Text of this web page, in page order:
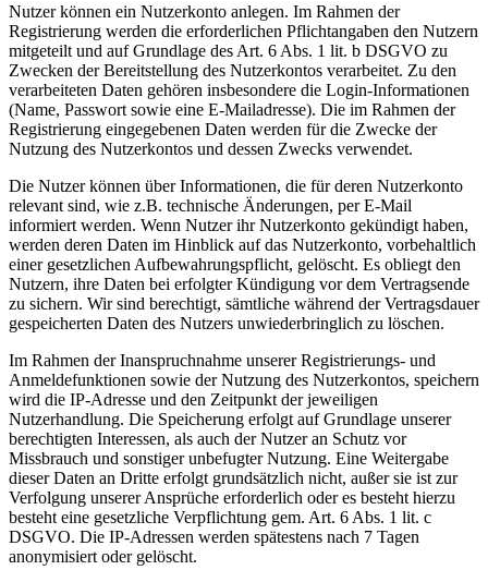
Nutzer können ein Nutzerkonto anlegen. Im Rahmen der
Registrierung werden die erforderlichen Pflichtangaben den Nutzern
mitgeteilt und auf Grundlage des Art. 6 Abs. 1 lit. b DSGVO zu
Zwecken der Bereitstellung des Nutzerkontos verarbeitet. Zu den
verarbeiteten Daten gehören insbesondere die Login-Informationen
(Name, Passwort sowie eine E-Mailadresse). Die im Rahmen der
Registrierung eingegebenen Daten werden für die Zwecke der
Nutzung des Nutzerkontos und dessen Zwecks verwendet.
Die Nutzer können über Informationen, die für deren Nutzerkonto
relevant sind, wie z.B. technische Änderungen, per E-Mail
informiert werden. Wenn Nutzer ihr Nutzerkonto gekündigt haben,
werden deren Daten im Hinblick auf das Nutzerkonto, vorbehaltlich
einer gesetzlichen Aufbewahrungspflicht, gelöscht. Es obliegt den
Nutzern, ihre Daten bei erfolgter Kündigung vor dem Vertragsende
zu sichern. Wir sind berechtigt, sämtliche während der Vertragsdauer
gespeicherten Daten des Nutzers unwiederbringlich zu löschen.
Im Rahmen der Inanspruchnahme unserer Registrierungs- und
Anmeldefunktionen sowie der Nutzung des Nutzerkontos, speichern
wird die IP-Adresse und den Zeitpunkt der jeweiligen
Nutzerhandlung. Die Speicherung erfolgt auf Grundlage unserer
berechtigten Interessen, als auch der Nutzer an Schutz vor
Missbrauch und sonstiger unbefugter Nutzung. Eine Weitergabe
dieser Daten an Dritte erfolgt grundsätzlich nicht, außer sie ist zur
Verfolgung unserer Ansprüche erforderlich oder es besteht hierzu
besteht eine gesetzliche Verpflichtung gem. Art. 6 Abs. 1 lit. c
DSGVO. Die IP-Adressen werden spätestens nach 7 Tagen
anonymisiert oder gelöscht.